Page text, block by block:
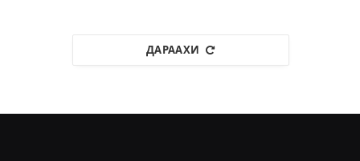
ДАРААХИ